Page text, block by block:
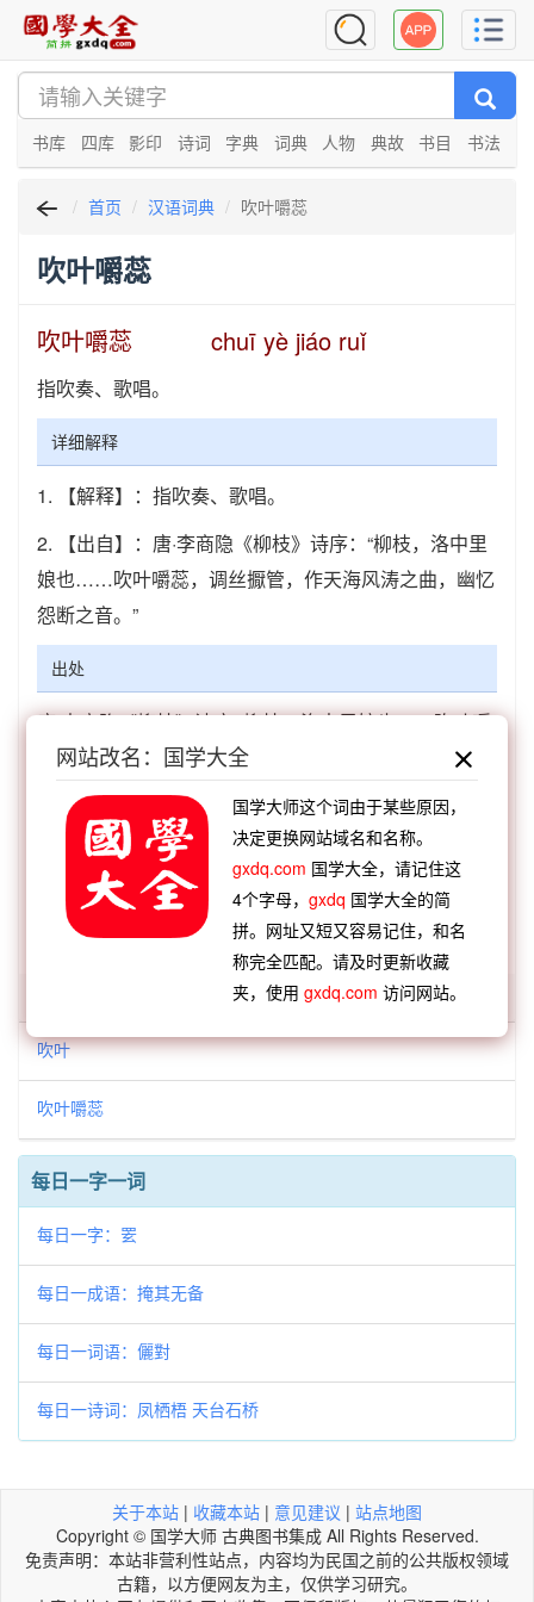
书库 四库 影印 诗词 字典 词典 人物 典故 书目 书法
首页 汉语词典 吹叶嚼蕊
吹叶嚼蕊
吹叶嚼蕊 chuī yè jiáo ruǐ
指吹奏、歌唱。
详细解释
1.
【解释】：指吹奏、歌唱。
2.
【出自】：唐·李商隐《柳枝》诗序：“柳枝，洛中里
娘也……吹叶嚼蕊，调丝擫管，作天海风涛之曲，幽忆
怨断之音。”
出处
唐·李商隐《柳枝》诗序:“柳枝，洛中里娘也……吹叶嚼
蕊，调丝擫管，作天海风涛之曲，幽忆怨断之音。”
参见：吹葉嚼蕊
扫描版：「吹叶嚼蕊」在《汉语大词典》第3644页 第3
卷 238
吹叶
吹叶嚼蕊
每日一字一词
每日一字：䍗
每日一成语：掩其无备
每日一词语：儷對
每日一诗词：凤栖梧 天台石桥
关于本站 | 收藏本站 | 意见建议 | 站点地图
Copyright © 国学大师 古典图书集成 All Rights Reserved.
免责声明：本站非营利性站点，内容均为民国之前的公共版权领域
古籍，以方便网友为主，仅供学习研究。
网站改名：国学大全
国学大师这个词由于某些原因，
决定更换网站域名和名称。
gxdq.com 国学大全，请记住这
4个字母，gxdq 国学大全的简
拼。网址又短又容易记住，和名
称完全匹配。请及时更新收藏
夹，使用gxdq.com 访问网站。